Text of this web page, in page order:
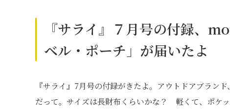
『サライ』７月号の付録、
ベル・ポーチ」が届いたよ
『サライ』7月号の付録がきたよ。アウトドアブラ
だって。サイズは長財布くらいかな？ 軽くて、ポケ